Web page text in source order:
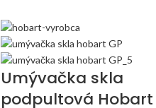
Umývačka skla
podpultová Hobart